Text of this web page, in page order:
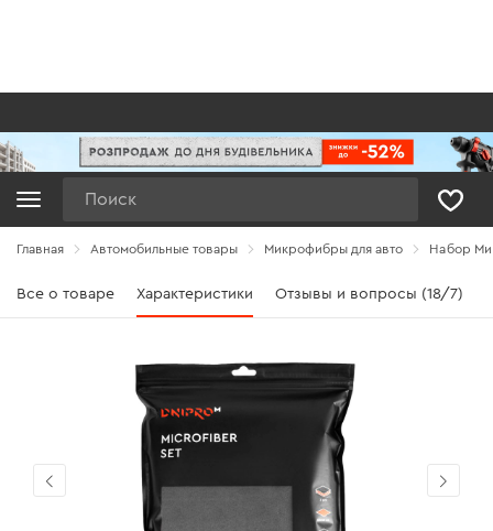
Главная Автомобильные товары Микрофибры для авто Набор
Все о товаре Характеристики Отзывы и вопросы (18/7)